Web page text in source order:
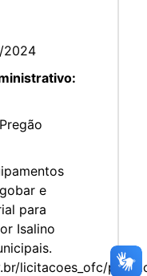
2024
Pregão
e
para
Isalino
licitacoes_ofc/